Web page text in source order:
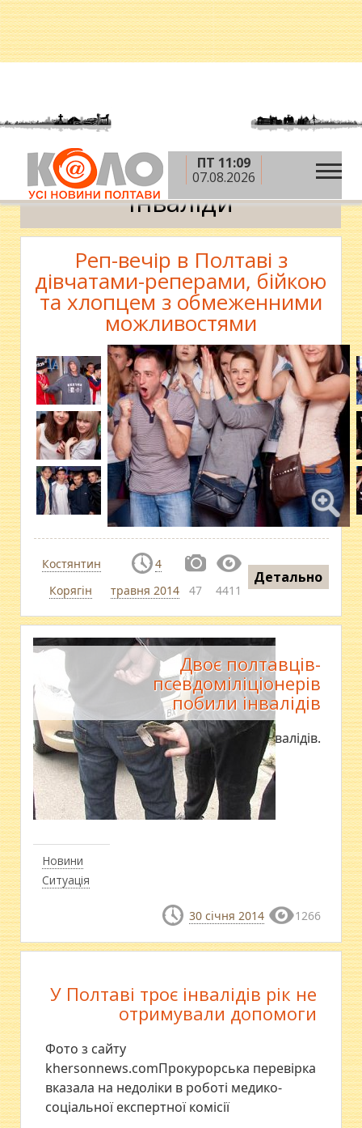
ПТ 11:09
07.08.2026
Головна » Інваліди
Інваліди
Реп-вечір в Полтаві з
дівчатами-реперами, бійкою
та хлопцем з обмеженними
можливостями
Костянтин
Корягін
4
травня 2014
47 4411
Детально
Новини
Ситуація
Двоє полтавців-
псевдоміліціонерів
побили інвалідів
Полтавці побили інвалідів.
30 січня 2014 1266
У Полтаві троє інвалідів рік не
отримували допомоги
Фото з сайту
khersonnews.comПрокурорська перевірка
вказала на недоліки в роботі медико-
соціальної експертної комісії